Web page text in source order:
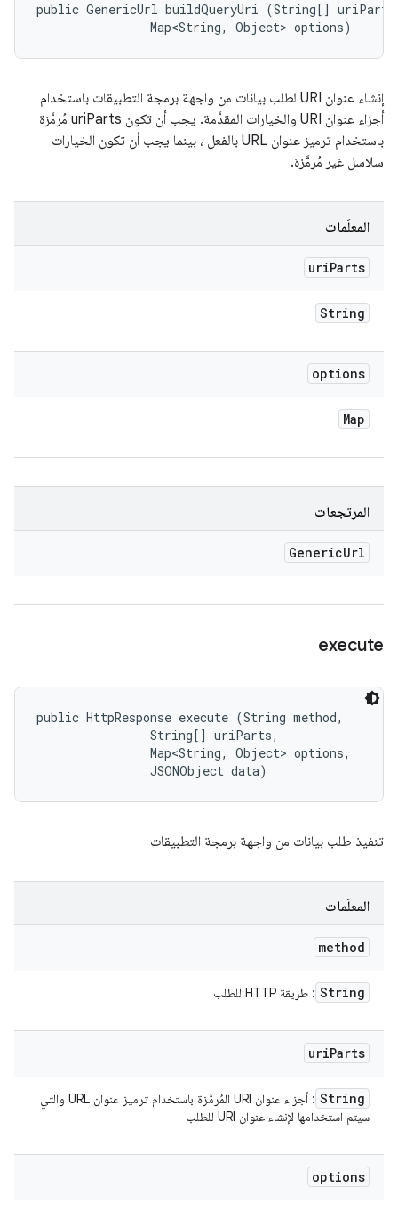
public GenericUrl buildQueryUri (String[]
                Map<String, Object> options)
إنشاء عنوان URI لطلب بيانات من واجهة برمجة التطبيقات باستخدام
أجزاء عنوان URI والخيارات المقدَّمة. يجب أن تكون uriParts مُرمَّزة
باستخدام ترميز عنوان URL بالفعل ، بينما يجب أن تكون الخيارات
سلاسل غير مُرمَّزة.
المعلَمات
uriParts
String
options
Map
المرتجعات
GenericUrl
execute
public HttpResponse execute (String method,
                String[] uriParts,
                Map<String, Object> options,
                JSONObject data)
تنفيذ طلب بيانات من واجهة برمجة التطبيقات
المعلَمات
method
String : طريقة HTTP للطلب
uriParts
String
: أجزاء عنوان URI المُرمَّزة باستخدام ترميز عنوان URL والتي
سيتم استخدامها لإنشاء عنوان URI للطلب
options